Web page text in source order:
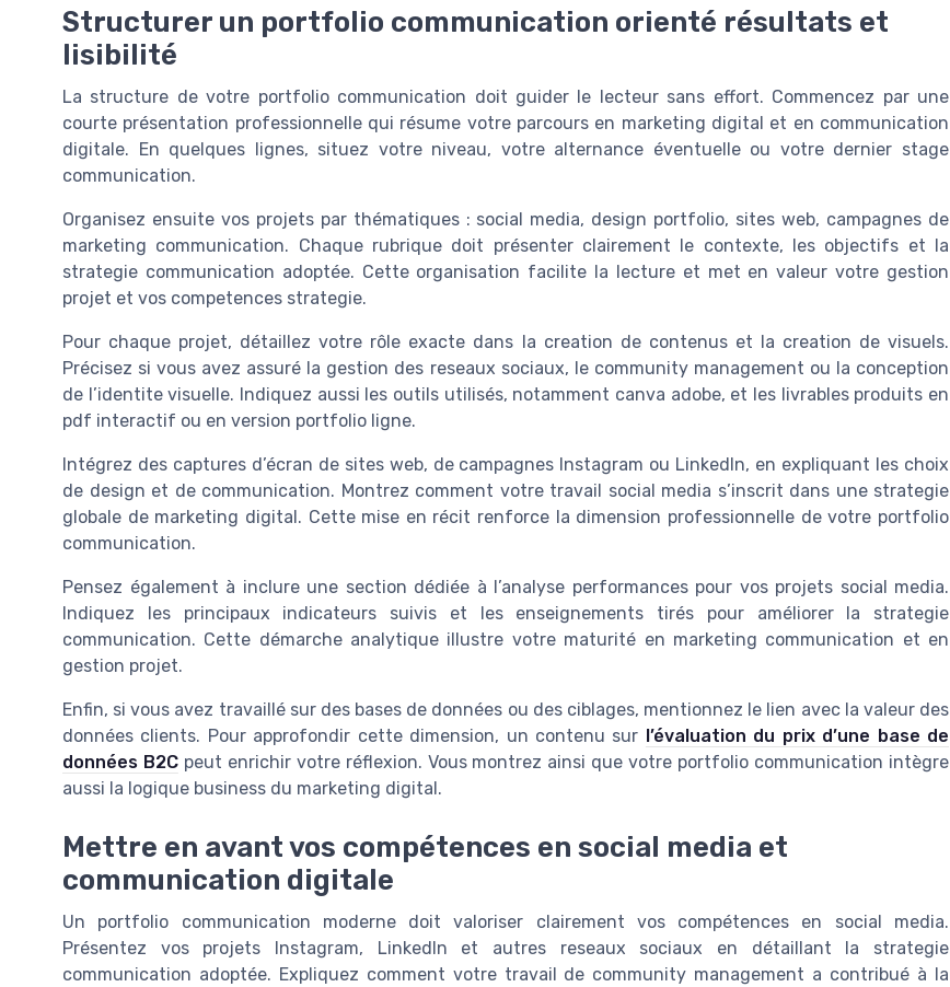
Structurer un portfolio communication orienté résultats et
lisibilité
La structure de votre portfolio communication doit guider le lecteur sans effort. Commencez par une
courte présentation professionnelle qui résume votre parcours en marketing digital et en communication
digitale. En quelques lignes, situez votre niveau, votre alternance éventuelle ou votre dernier stage
communication.
Organisez ensuite vos projets par thématiques : social media, design portfolio, sites web, campagnes de
marketing communication. Chaque rubrique doit présenter clairement le contexte, les objectifs et la
strategie communication adoptée. Cette organisation facilite la lecture et met en valeur votre gestion
projet et vos competences strategie.
Pour chaque projet, détaillez votre rôle exacte dans la creation de contenus et la creation de visuels.
Précisez si vous avez assuré la gestion des reseaux sociaux, le community management ou la conception
de l’identite visuelle. Indiquez aussi les outils utilisés, notamment canva adobe, et les livrables produits en
pdf interactif ou en version portfolio ligne.
Intégrez des captures d’écran de sites web, de campagnes Instagram ou LinkedIn, en expliquant les choix
de design et de communication. Montrez comment votre travail social media s’inscrit dans une strategie
globale de marketing digital. Cette mise en récit renforce la dimension professionnelle de votre portfolio
communication.
Pensez également à inclure une section dédiée à l’analyse performances pour vos projets social media.
Indiquez les principaux indicateurs suivis et les enseignements tirés pour améliorer la strategie
communication. Cette démarche analytique illustre votre maturité en marketing communication et en
gestion projet.
Enfin, si vous avez travaillé sur des bases de données ou des ciblages, mentionnez le lien avec la valeur des
données clients. Pour approfondir cette dimension, un contenu sur l’évaluation du prix d’une base de
données B2Cpeut enrichir votre réflexion. Vous montrez ainsi que votre portfolio communication intègre
aussi la logique business du marketing digital.
Mettre en avant vos compétences en social media et
communication digitale
Un portfolio communication moderne doit valoriser clairement vos compétences en social media.
Présentez vos projets Instagram, LinkedIn et autres reseaux sociaux en détaillant la strategie
communication adoptée. Expliquez comment votre travail de community management a contribué à la